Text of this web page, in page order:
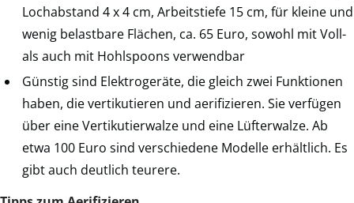
Lochabstand 4 x 4 cm, Arbeitstiefe 15 cm, für kleine und
wenig belastbare Flächen, ca. 65 Euro, sowohl mit Voll-
als auch mit Hohlspoons verwendbar
Günstig sind Elektrogeräte, die gleich zwei Funktionen
haben, die vertikutieren und aerifizieren. Sie verfügen
über eine Vertikutierwalze und eine Lüfterwalze. Ab
etwa 100 Euro sind verschiedene Modelle erhältlich. Es
gibt auch deutlich teurere.